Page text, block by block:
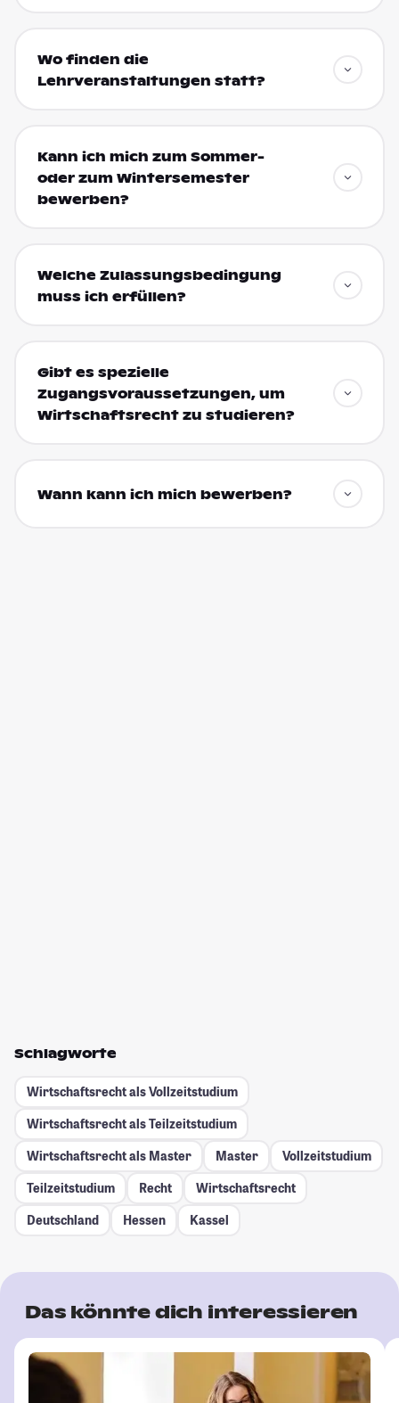
Wo finden die
Lehrveranstaltungen statt?
Kann ich mich zum Sommer-
oder zum Wintersemester
bewerben?
Welche Zulassungsbedingung
muss ich erfüllen?
Gibt es spezielle
Zugangsvoraussetzungen, um
Wirtschaftsrecht zu studieren?
Wann kann ich mich bewerben?
Schlagworte
Wirtschaftsrecht als Vollzeitstudium
Wirtschaftsrecht als Teilzeitstudium
Wirtschaftsrecht als Master
Master
Vollzeitstudium
Teilzeitstudium
Recht
Wirtschaftsrecht
Deutschland
Hessen Kassel
Das könnte dich interessieren